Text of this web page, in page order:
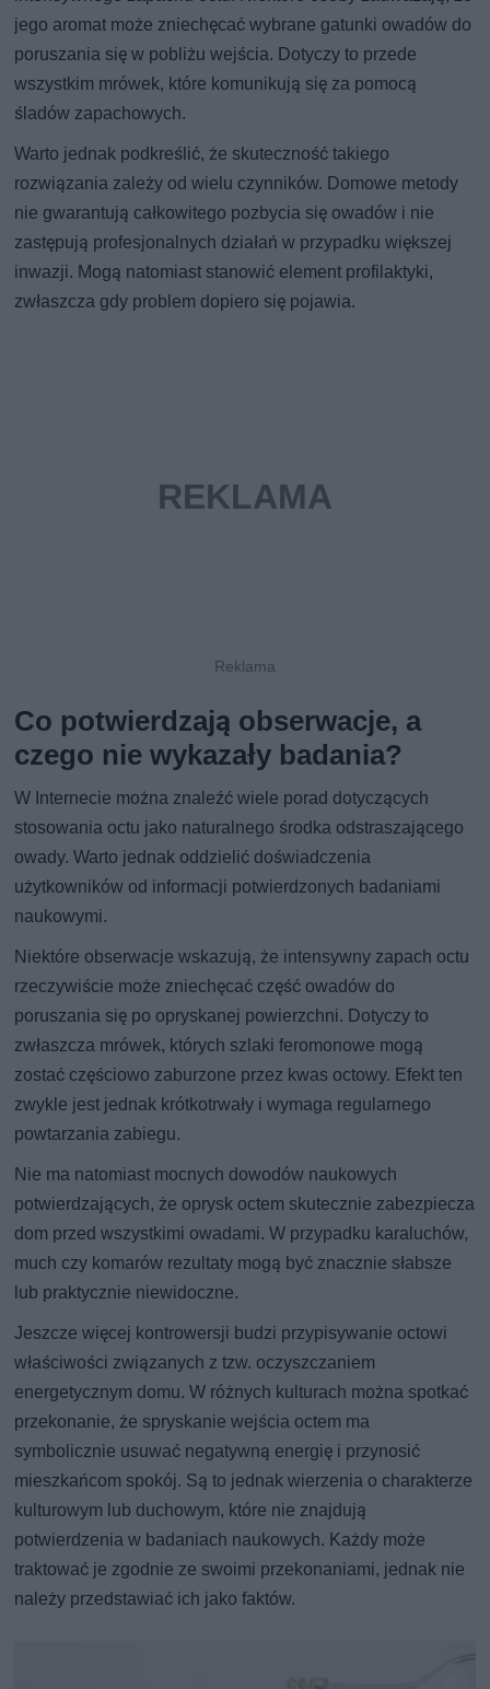
jego aromat może zniechęcać wybrane gatunki owadów do
poruszania się w pobliżu wejścia. Dotyczy to przede
wszystkim mrówek, które komunikują się za pomocą
śladów zapachowych.
Warto jednak podkreślić, że skuteczność takiego
rozwiązania zależy od wielu czynników. Domowe metody
nie gwarantują całkowitego pozbycia się owadów i nie
zastępują profesjonalnych działań w przypadku większej
inwazji. Mogą natomiast stanowić element profilaktyki,
zwłaszcza gdy problem dopiero się pojawia.
Co potwierdzają obserwacje, a
czego nie wykazały badania?
W Internecie można znaleźć wiele porad dotyczących
stosowania octu jako naturalnego środka odstraszającego
owady. Warto jednak oddzielić doświadczenia
użytkowników od informacji potwierdzonych badaniami
naukowymi.
Niektóre obserwacje wskazują, że intensywny zapach octu
rzeczywiście może zniechęcać część owadów do
poruszania się po opryskanej powierzchni. Dotyczy to
zwłaszcza mrówek, których szlaki feromonowe mogą
zostać częściowo zaburzone przez kwas octowy. Efekt ten
zwykle jest jednak krótkotrwały i wymaga regularnego
powtarzania zabiegu.
Nie ma natomiast mocnych dowodów naukowych
potwierdzających, że oprysk octem skutecznie zabezpiecza
dom przed wszystkimi owadami. W przypadku karaluchów,
much czy komarów rezultaty mogą być znacznie słabsze
lub praktycznie niewidoczne.
Jeszcze więcej kontrowersji budzi przypisywanie octowi
właściwości związanych z tzw. oczyszczaniem
energetycznym domu. W różnych kulturach można spotkać
przekonanie, że spryskanie wejścia octem ma
symbolicznie usuwać negatywną energię i przynosić
mieszkańcom spokój. Są to jednak wierzenia o charakterze
kulturowym lub duchowym, które nie znajdują
potwierdzenia w badaniach naukowych. Każdy może
traktować je zgodnie ze swoimi przekonaniami, jednak nie
należy przedstawiać ich jako faktów.